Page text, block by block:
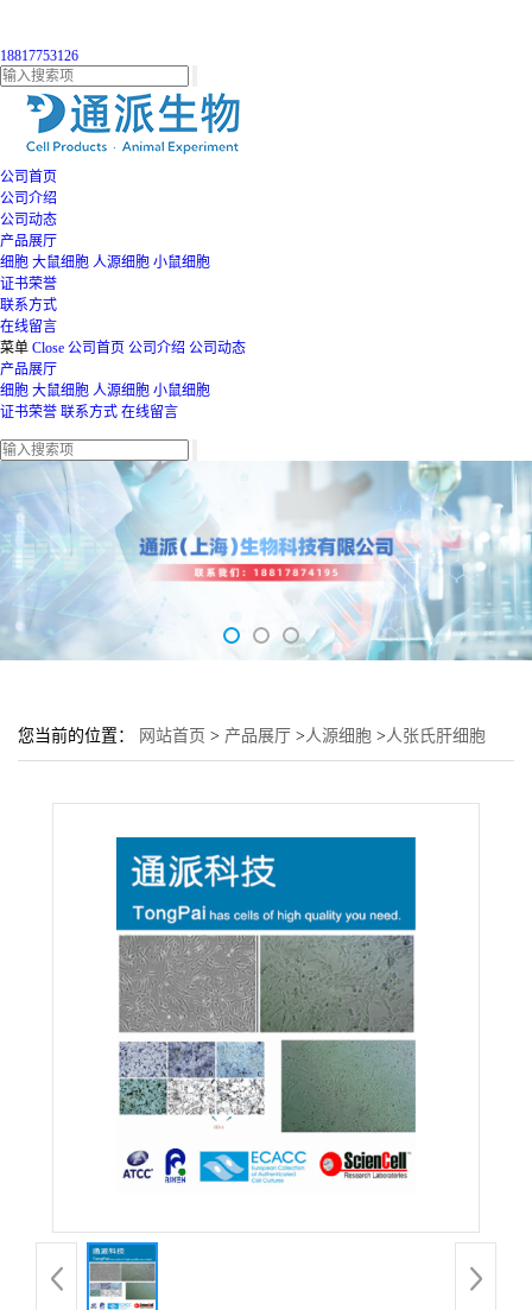
18817753126
公司首页
公司介绍
公司动态
产品展厅
细胞 大鼠细胞 人源细胞 小鼠细胞
证书荣誉
联系方式
在线留言
菜单 Close 公司首页 公司介绍 公司动态
产品展厅
细胞 大鼠细胞 人源细胞 小鼠细胞
证书荣誉 联系方式 在线留言
您当前的位置： 网站首页 > 产品展厅 >人源细胞 >人张氏肝细胞